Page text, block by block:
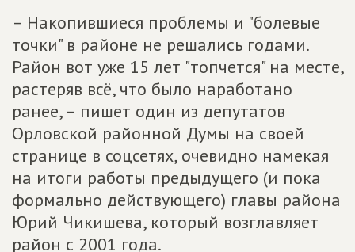
– Накопившиеся проблемы и "болевые
точки" в районе не решались годами.
Район вот уже 15 лет "топчется" на месте,
растеряв всё, что было наработано
ранее, – пишет один из депутатов
Орловской районной Думы на своей
странице в соцсетях, очевидно намекая
на итоги работы предыдущего (и пока
формально действующего) главы района
Юрий Чикишева, который возглавляет
район с 2001 года.